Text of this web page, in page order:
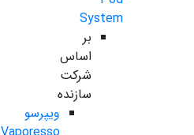
System
بر
اساس
شرکت
سازنده
ویپرسو